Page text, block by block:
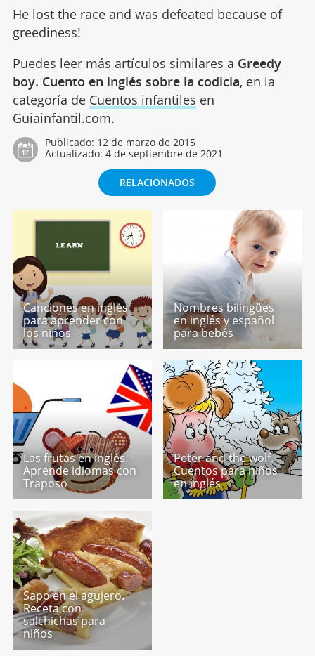
He lost the race and was defeated because of
greediness!
Puedes leer más artículos similares a Greedy
boy. Cuento en inglés sobre la codicia, en la
categoría de Cuentos infantiles en
Guiainfantil.com.
Publicado: 12 de marzo de 2015
Actualizado: 4 de septiembre de 2021
RELACIONADOS
Canciones en inglés
para aprender con
los niños
Nombres bilingües
en inglés y español
para bebés
Las frutas en inglés.
Aprende idiomas con
Traposo
Peter and the wolf.
Cuentos para niños
en inglés
Sapo en el agujero.
Receta con
salchichas para
niños